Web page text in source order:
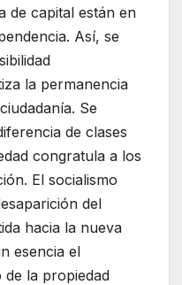
de capital están en
Así, se
la permanencia
Se
de clases
congratula a los
El socialismo
del
hacia la nueva
esencia el
la propiedad